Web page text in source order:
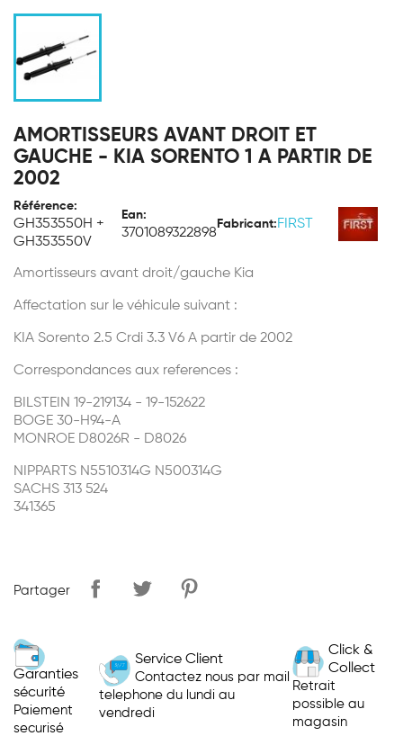
AMORTISSEURS AVANT DROIT ET
GAUCHE - KIA SORENTO 1 A PARTIR DE
2002
Référence:
GH353550H +
GH353550V
Ean:
3701089322898
Fabricant: FIRST
Amortisseurs avant droit/gauche Kia
Affectation sur le véhicule suivant :
KIA Sorento 2.5 Crdi 3.3 V6 A partir de 2002
Correspondances aux references :
BILSTEIN 19-219134 - 19-152622
BOGE 30-H94-A
MONROE D8026R - D8026
NIPPARTS N5510314G N500314G
SACHS 313 524
341365
Partager
Garanties
sécurité
Paiement
securisé
Service Client
Contactez nous par mail
telephone du lundi au
vendredi
Click &
Collect
Retrait
possible au
magasin